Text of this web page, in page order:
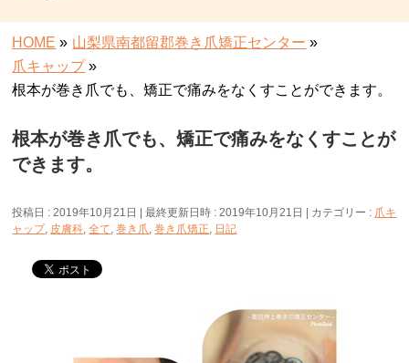
HOME » 山梨県南都留郡巻き爪矯正センター »
爪キャップ»
根本が巻き爪でも、矯正で痛みをなくすことができます。
根本が巻き爪でも、矯正で痛みをなくすことが
できます。
投稿日 : 2019年10月21日 最終更新日時 : 2019年10月21日 カテゴリー : 爪キ
ャップ, 皮膚科,全て,巻き爪,巻き爪矯正, 日記